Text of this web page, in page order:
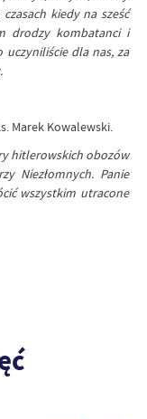
kiedy na sześć
drodzy kombatanci i
uczyniliście dla nas, za
Marek Kowalewski.
hitlerowskich obozów
Niezłomnych. Panie
wszystkim utracone